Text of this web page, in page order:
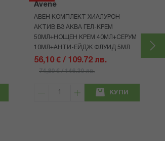
Avene
АВЕН КОМПЛЕКТ ХИАЛУРОН
АКТИВ B3 АКВА ГЕЛ-КРЕМ
50МЛ+НОЩЕН КРЕМ 40МЛ+СЕРУМ
10МЛ+АНТИ-ЕЙДЖ ФЛУИД 5МЛ
56,10 € / 109.72 лв.
74,80 € / 146.30 лв.
КУПИ